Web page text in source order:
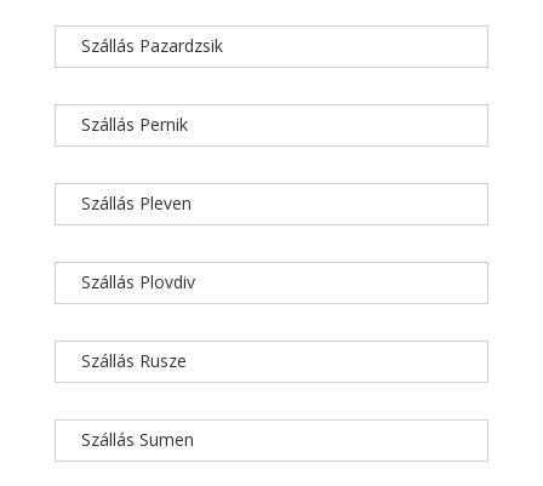
Szállás Pazardzsik
Szállás Pernik
Szállás Pleven
Szállás Plovdiv
Szállás Rusze
Szállás Sumen